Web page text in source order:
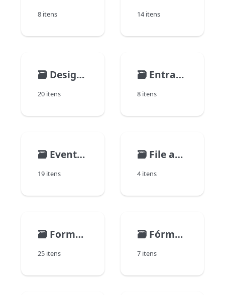
8 itens 14 itens
🗃️ Design Object Access
20 itens
🗃️ Entrada de dados
8 itens
🗃️ Eventos formulário
19 itens
🗃️ File and Folder
4 itens
🗃️ Formulários
25 itens
🗃️ Fórmulas
7 itens